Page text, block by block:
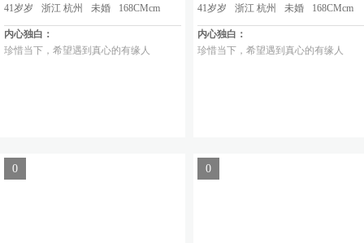
41岁岁 浙江 杭州 未婚 168CMcm
内心独白：
珍惜当下，希望遇到真心的有缘人
41岁岁 浙江 杭州 未婚 168CMcm
内心独白：
珍惜当下，希望遇到真心的有缘人
0 0